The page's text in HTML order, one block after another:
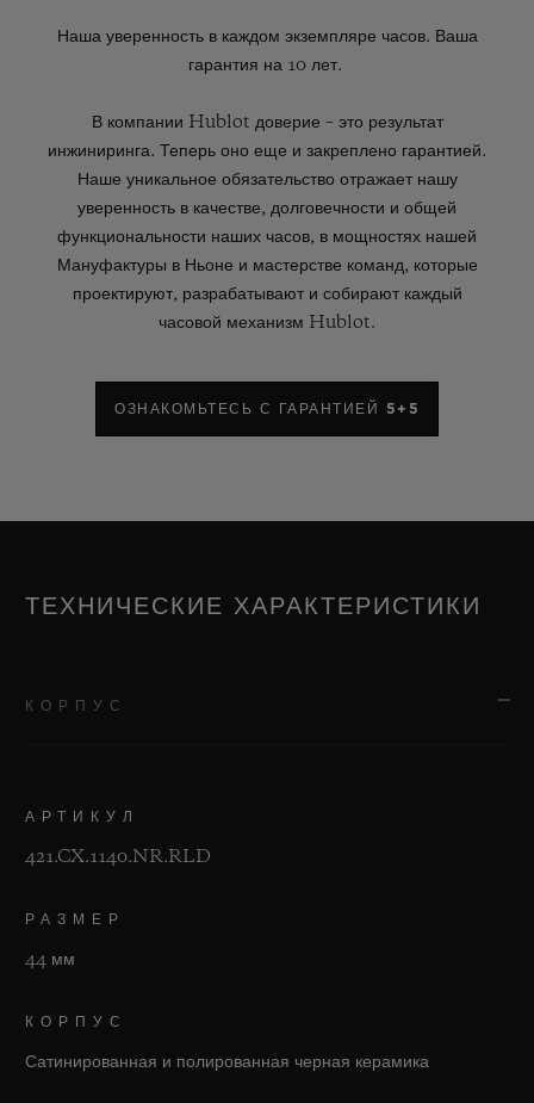
Наша уверенность в каждом экземпляре часов. Ваша
гарантия на 10 лет.
В компании Hublot доверие – это результат
инжиниринга. Теперь оно еще и закреплено гарантией.
Наше уникальное обязательство отражает нашу
уверенность в качестве, долговечности и общей
функциональности наших часов, в мощностях нашей
Мануфактуры в Ньоне и мастерстве команд, которые
проектируют, разрабатывают и собирают каждый
часовой механизм Hublot.
ОЗНАКОМЬТЕСЬ С ГАРАНТИЕЙ 5+5
ТЕХНИЧЕСКИЕ ХАРАКТЕРИСТИКИ
КОРПУС
АРТИКУЛ
421.CX.1140.NR.RLD
РАЗМЕР
44 мм
КОРПУС
Сатинированная и полированная черная керамика